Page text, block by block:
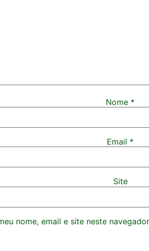
Nome *
Email *
Site
nome, email e site neste